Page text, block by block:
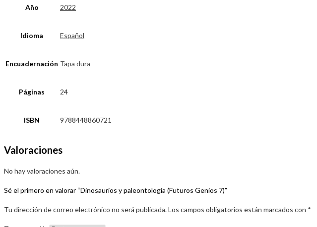
Año 2022
Idioma Español
Encuadernación Tapa dura
Páginas 24
ISBN 9788448860721
Valoraciones
No hay valoraciones aún.
Sé el primero en valorar “Dinosaurios y paleontología (Futuros Genios 7)”
Tu dirección de correo electrónico no será publicada.Los campos obligatorios están marcados con *